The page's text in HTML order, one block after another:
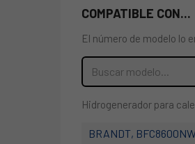
COMPATIBLE CON...
El número de modelo lo
Hidrogenerador para
BRANDT,